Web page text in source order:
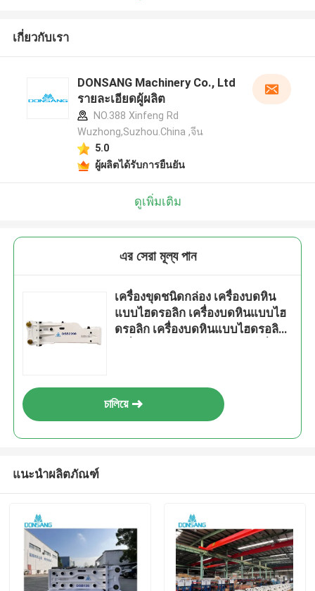
เกี่ยวกับเรา
DONSANG Machinery Co., Ltd
รายละเอียดผู้ผลิต
NO.388 Xinfeng Rd
Wuzhong,Suzhou.China ,จีน
5.0
ผู้ผลิตได้รับการยืนยัน
ดูเพิ่มเติม
এর সেরা মূল্য পান
เครื่องขุดชนิดกล่อง เครื่องบดหิน
แบบไฮดรอลิก เครื่องบดหินแบบไฮ
ดรอลิก เครื่องบดหินแบบไฮดรอลิก
চালিয়ে
แนะนำผลิตภัณฑ์